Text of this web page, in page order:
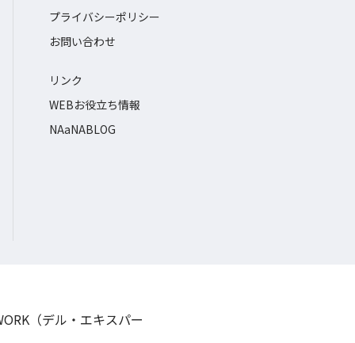
プライバシーポリシー
お問い合わせ
リンク
WEBお役立ち情報
NAaNABLOG
（デル・エキスパー